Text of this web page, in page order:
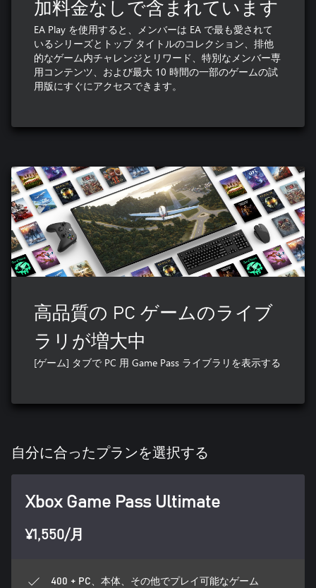
加料金なしで含まれています
EA Play を使用すると、メンバーは EA で最も愛されて
いるシリーズとトップ タイトルのコレクション、排他
的なゲーム内チャレンジとリワード、特別なメンバー専
用コンテンツ、および最大 10 時間の一部のゲームの試
用版にすぐにアクセスできます。
高品質の PC ゲームのライブ
ラリが増大中
[ゲーム] タブで PC 用 Game Pass ライブラリを表示する
自分に合ったプランを選択する
Xbox Game Pass Ultimate
¥1,550/月
400 + PC、本体、その他でプレイ可能なゲーム